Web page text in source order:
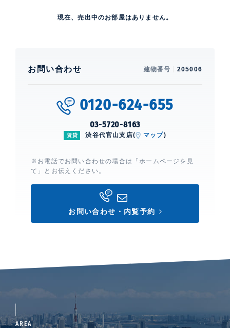
現在、売出中のお部屋はありません。
お問い合わせ 建物番号 205006
0120-624-655
03-5720-8163
賃貸 渋谷代官山支店( マップ)
※お電話でお問い合わせの場合は「ホームページを見
て」とお伝えください。
お問い合わせ・内覧予約
AREA